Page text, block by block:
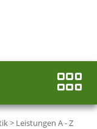
> Leistungen A - Z